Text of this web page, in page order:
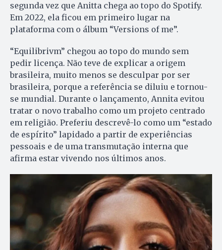
segunda vez que Anitta chega ao topo do Spotify.
Em 2022, ela ficou em primeiro lugar na
plataforma com o álbum “Versions of me”.
“Equilibrivm” chegou ao topo do mundo sem
pedir licença. Não teve de explicar a origem
brasileira, muito menos se desculpar por ser
brasileira, porque a referência se diluiu e tornou-
se mundial. Durante o lançamento, Annita evitou
tratar o novo trabalho como um projeto centrado
em religião. Preferiu descrevê-lo como um “estado
de espírito” lapidado a partir de experiências
pessoais e de uma transmutação interna que
afirma estar vivendo nos últimos anos.